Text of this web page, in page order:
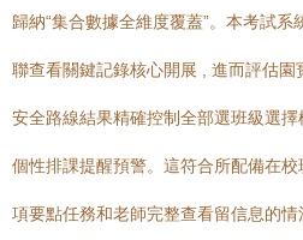
歸納“集合數據全維度覆蓋”。本考試
聯查看關鍵記錄核心開展 , 進而評估園
安全路線結果精確控制全部選班級選
個性排課提醒預警。這符合所配備在
項要點任務和老師完整查看留信息的